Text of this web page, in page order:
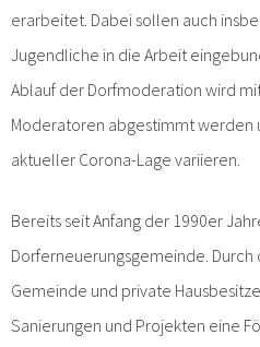
erarbeitet. Dabei sollen auch
Jugendliche in die Arbeit
Ablauf der Dorfmoderation wird
Moderatoren abgestimmt werden
aktueller Corona-Lage variieren.
Bereits seit Anfang der 1990er
Dorferneuerungsgemeinde. Durch
Gemeinde und private
Sanierungen und Projekten eine